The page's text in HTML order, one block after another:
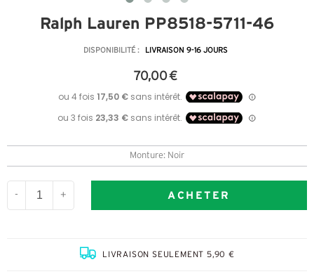
Ralph Lauren PP8518-5711-46
DISPONIBILITÉ : LIVRAISON 9-16 JOURS
70,00 €
Monture: Noir
- + ACHETER
LIVRAISON SEULEMENT 5,90 €